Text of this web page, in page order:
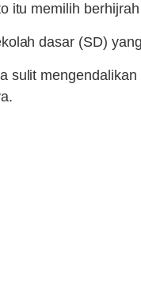
itu memilih
dasar (SD)
sulit